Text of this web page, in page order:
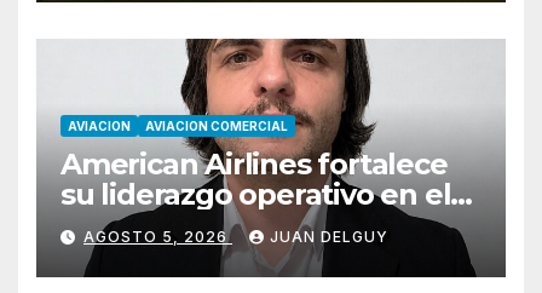
AVIACION AVIACION COMERCIAL
American Airlines fortalece
su liderazgo operativo en el
Cono Sur con Luiz Laham
AGOSTO 5, 2026 JUAN DELGUY